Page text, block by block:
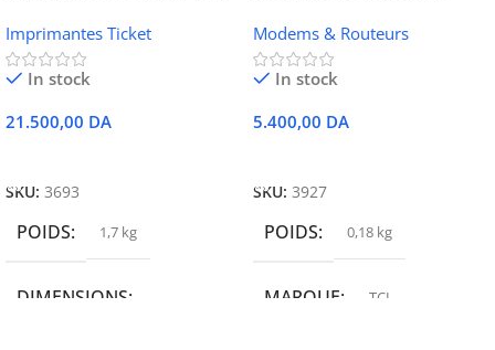
Ethernet
Imprimantes Ticket
In stock
21.500,00 DA
SKU: 3693
POIDS 1,7 kg
DIMENSIONS
Modems & Routeurs
In stock
5.400,00 DA
SKU: 3927
POIDS 0,18 kg
MARQUE TCL